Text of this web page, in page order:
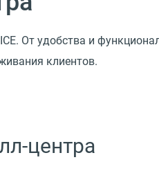
От удобства и
клиентов.
центра